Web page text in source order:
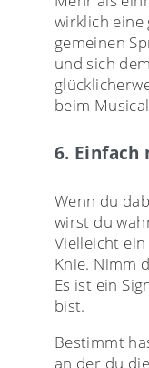
wirklich eine
gemeinen
und sich
beim
6. Einfach
Wenn du
wirst du
Vielleicht
Knie. Nimm
Es ist ein
bist.
Bestimmt
an der du